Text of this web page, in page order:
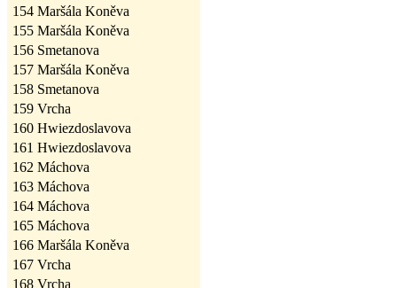
154 Maršála Koněva
155 Maršála Koněva
156 Smetanova
157 Maršála Koněva
158 Smetanova
159 Vrcha
160 Hwiezdoslavova
161 Hwiezdoslavova
162 Máchova
163 Máchova
164 Máchova
165 Máchova
166 Maršála Koněva
167 Vrcha
168 Vrcha